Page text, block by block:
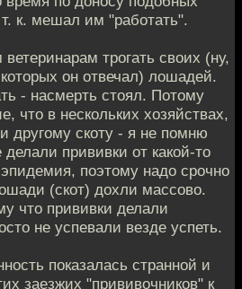
к. мешал им "работать".
трогать своих (ну,
он отвечал) лошадей.
- насмерть стоял. Потому
что в нескольких хозяйствах,
другому скоту - я не помню
прививки от какой-то
поэтому надо срочно
(скот) дохли массово.
что прививки делали
не успевали везде успеть.
показалась странной и
заезжих "прививочников" к